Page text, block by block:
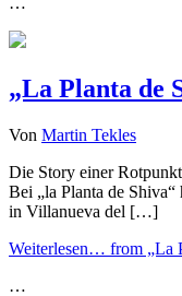
„La Planta de
Von Martin Tekles
Die Story einer
Bei „la Planta de
in Villanueva del […]
Weiterlesen… from „La
…